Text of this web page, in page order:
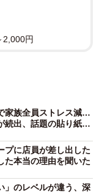
2,000円
家族全員ストレス減…
続出、話題の貼り紙と
プに店員が差し出した
本当の理由を聞いた
」のレベルが違う、深